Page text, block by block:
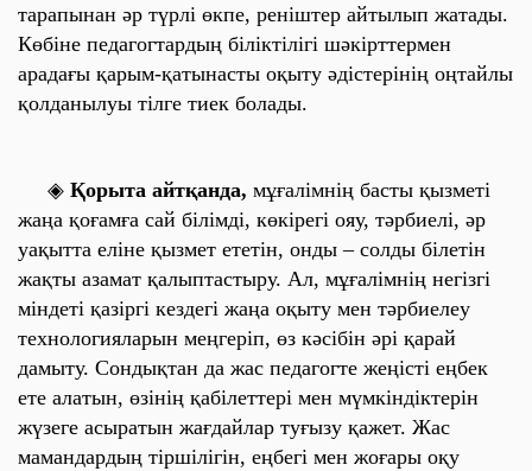
тарапынан әр түрлі өкпе, реніштер айтылып жатады.
Көбіне педагогтардың біліктілігі шәкірттермен
арадағы қарым-қатынасты оқыту әдістерінің оңтайлы
қолданылуы тілге тиек болады.
◈ Қорыта айтқанда, мұғалімнің басты қызметі
жаңа қоғамға сай білімді, көкірегі ояу, тәрбиелі, әр
уақытта еліне қызмет ететін, онды – солды білетін
жақты азамат қалыптастыру. Ал, мұғалімнің негізгі
міндеті қазіргі кездегі жаңа оқыту мен тәрбиелеу
технологияларын меңгеріп, өз кәсібін әрі қарай
дамыту. Сондықтан да жас педагогте жеңісті еңбек
ете алатын, өзінің қабілеттері мен мүмкіндіктерін
жүзеге асыратын жағдайлар туғызу қажет. Жас
мамандардың тіршілігін, еңбегі мен жоғары оқу